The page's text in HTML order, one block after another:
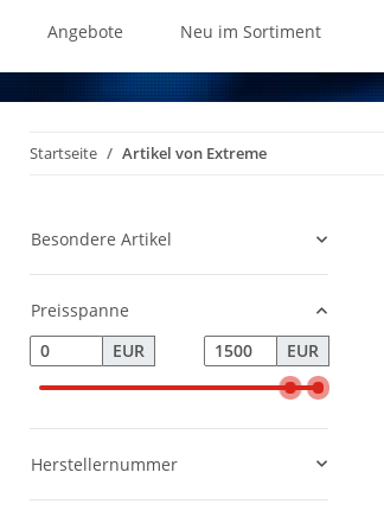
Angebote Neu im Sortiment
Startseite Artikel von Extreme
Besondere Artikel
Preisspanne
EUR
EUR
Herstellernummer